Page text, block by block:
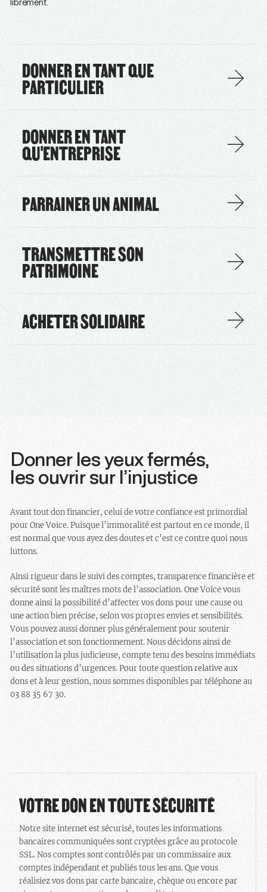
librement.
DONNER EN TANT QUE
PARTICULIER
DONNER EN TANT
QU'ENTREPRISE
PARRAINER UN ANIMAL
TRANSMETTRE SON
PATRIMOINE
ACHETER SOLIDAIRE
Donner les yeux fermés,
les ouvrir sur l’injustice
Avant tout don financier, celui de votre confiance est primordial
pour One Voice. Puisque l’immoralité est partout en ce monde, il
est normal que vous ayez des doutes et c’est ce contre quoi nous
luttons.
Ainsi rigueur dans le suivi des comptes, transparence financière et
sécurité sont les maîtres mots de l’association. One Voice vous
donne ainsi la possibilité d’affecter vos dons pour une cause ou
une action bien précise, selon vos propres envies et sensibilités.
Vous pouvez aussi donner plus généralement pour soutenir
l’association et son fonctionnement. Nous décidons ainsi de
l’utilisation la plus judicieuse, compte tenu des besoins immédiats
ou des situations d’urgences. Pour toute question relative aux
dons et à leur gestion, nous sommes disponibles par téléphone au
03 88 35 67 30.
VOTRE DON EN TOUTE SÉCURITÉ
Notre site internet est sécurisé, toutes les informations
bancaires communiquées sont cryptées grâce au protocole
SSL. Nos comptes sont contrôlés par un commissaire aux
comptes indépendant et publiés tous les ans. Que vous
réalisiez vos dons par carte bancaire, chèque ou encore par